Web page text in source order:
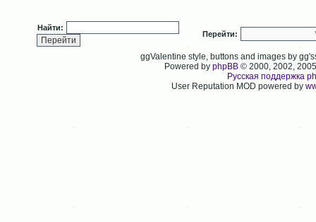
Найти:
Перейти:
ggValentine style, buttons and images by
Powered byphpBB © 2000, 2002,
Русская поддержка
User Reputation MOD powered by